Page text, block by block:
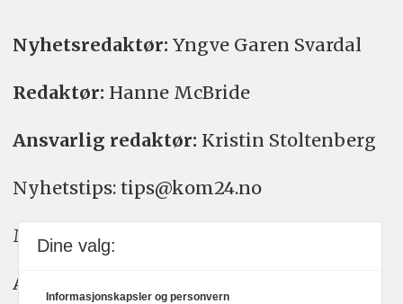
Nyhetsredaktør: Yngve Garen Svardal
Redaktør: Hanne McBride
Ansvarlig redaktør: Kristin Stoltenberg
Nyhetstips: tips@kom24.no
Meninger: meninger@kom24.no
Annonse: annonse@watchmedia.no
Dine valg:
Informasjonskapsler og personvern